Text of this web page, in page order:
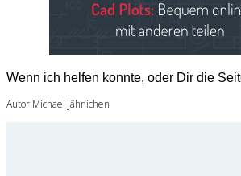
Wenn ich helfen konnte, oder Dir die
Autor Michael Jähnichen